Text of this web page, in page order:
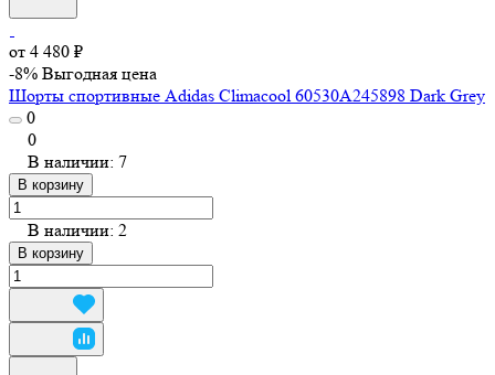
от 4 480 ₽
-8% Выгодная цена
Шорты спортивные Adidas Climacool 60530A245898 Dark Grey
0
0
В наличии: 7
В корзину
В наличии: 2
В корзину